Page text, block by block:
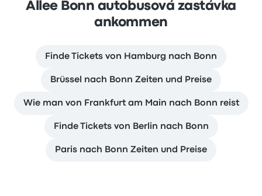
Allee Bonn autobusová zastávka
ankommen
Finde Tickets von Hamburg nach Bonn
Brüssel nach Bonn Zeiten und Preise
Wie man von Frankfurt am Main nach Bonn reist
Finde Tickets von Berlin nach Bonn
Paris nach Bonn Zeiten und Preise